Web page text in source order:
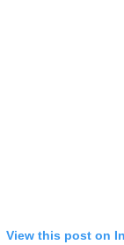
View this post on